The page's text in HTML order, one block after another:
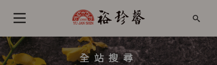
全站搜尋